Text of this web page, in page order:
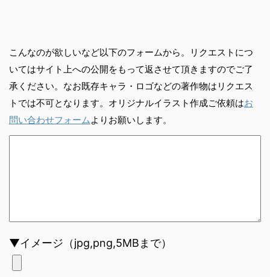
こんなのが欲しいなど以下のフォームから。リクエストにつ
いてはサイト上への公開をもって返させて頂きますのでご了
承ください。なお既存キャラ・ロゴなどの著作物はリクエス
トでは不可となります。オリジナルイラスト作成ご依頼はお
問い合わせフォーム よりお願いします。
▼イメージ（jpg,png,5MBまで）